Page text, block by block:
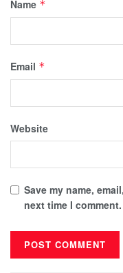
Name *
Email *
Website
Save my name,
next time I comment.